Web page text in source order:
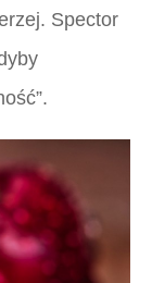
Spector